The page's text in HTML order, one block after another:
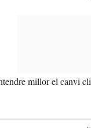
millor el canvi